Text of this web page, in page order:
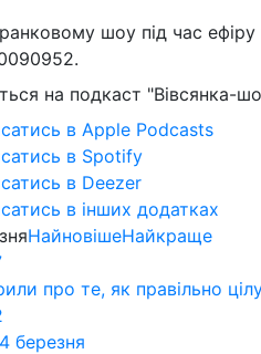
шоу під час
на подкаст "Вівсянка-
в Apple Podcasts
в Spotify
в Deezer
в інших додатках
НайновішеНайкраще
про те, як правільно
березня